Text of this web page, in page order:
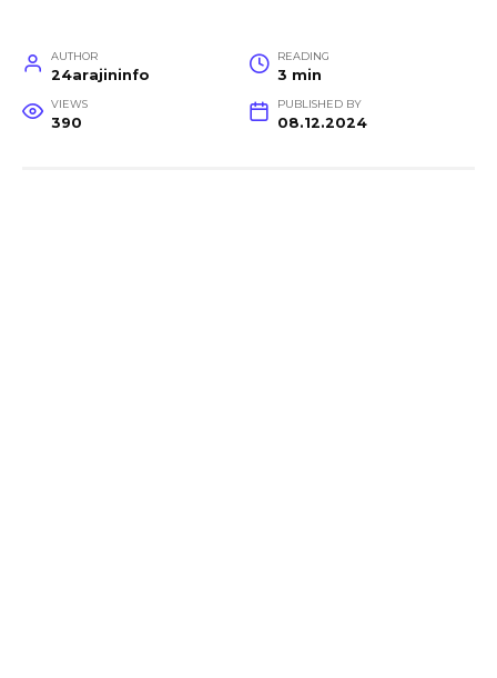
AUTHOR
24arajininfo
READING
3 min
VIEWS
390
PUBLISHED BY
08.12.2024